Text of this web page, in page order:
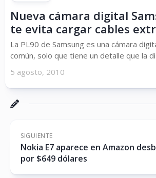
Nueva cámara digital
te evita cargar cables
La PL90 de Samsung es una cámara
común, solo que tiene un detalle que la
5 agosto, 2010
SIGUIENTE
Nokia E7 aparece en Amazon
por $649 dólares